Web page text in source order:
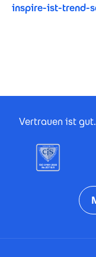
inspire-ist-trend-
Vertrauen ist